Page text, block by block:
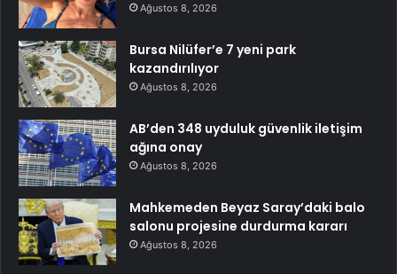
Ağustos 8, 2026
Bursa Nilüfer’e 7 yeni park
kazandırılıyor
Ağustos 8, 2026
AB’den 348 uyduluk güvenlik iletişim
ağına onay
Ağustos 8, 2026
Mahkemeden Beyaz Saray’daki balo
salonu projesine durdurma kararı
Ağustos 8, 2026